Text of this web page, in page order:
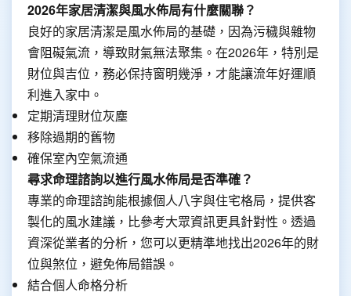
2026年家居清潔與風水佈局有什麼關聯？
良好的家居清潔是風水佈局的基礎，因為污穢與雜物
會阻礙氣流，導致財氣無法聚集。在2026年，特別是
財位與吉位，務必保持窗明幾淨，才能讓流年好運順
利進入家中。
定期清理財位灰塵
移除過期的舊物
確保室內空氣流通
尋求命理諮詢以進行風水佈局是否準確？
專業的命理諮詢能根據個人八字與住宅格局，提供客
製化的風水建議，比參考大眾資訊更具針對性。透過
資深從業者的分析，您可以更精準地找出2026年的財
位與煞位，避免佈局錯誤。
結合個人命格分析